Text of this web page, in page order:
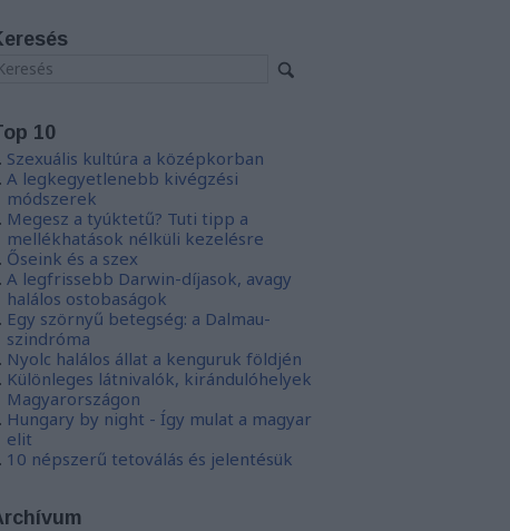
10
Szexuális kultúra a középkorban
A legkegyetlenebb kivégzési
módszerek
Megesz a tyúktetű? Tuti tipp a
mellékhatások nélküli kezelésre
Őseink és a szex
A legfrissebb Darwin-díjasok, avagy
halálos ostobaságok
Egy szörnyű betegség: a Dalmau-
szindróma
Nyolc halálos állat a kenguruk földjén
Különleges látnivalók, kirándulóhelyek
Magyarországon
Hungary by night - Így mulat a magyar
elit
10 népszerű tetoválás és jelentésük